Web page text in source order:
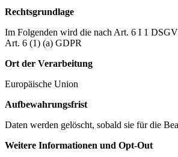
Rechtsgrundlage
Im Folgenden wird die nach Art. 6 I 1
Art. 6 (1) (a) GDPR
Ort der Verarbeitung
Europäische Union
Aufbewahrungsfrist
Daten werden gelöscht, sobald sie für die
Weitere Informationen und Opt-Out